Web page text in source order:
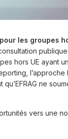
les groupes
hors UE ayant
l’approche
ne
vers une